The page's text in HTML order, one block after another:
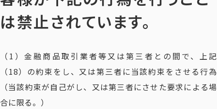
は禁止されています。
（1）金融商品取引業者等又は第三者との間で、上記
（18）の約束をし、又は第三者に当該約束をさせる行為
（当該約束が自己がし、又は第三者にさせた要求による場
合に限る。）